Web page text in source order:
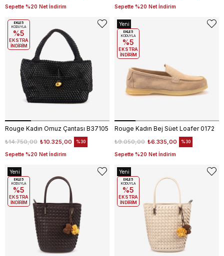
Sepette %20 Net İndirim Sepette %20 Net İndirim
Rouge Kadın Omuz Çantası B37105
₺10.325,00
₺14.750,00 %30
Sepette %20 Net İndirim
EKLE5
KODUYLA
%5
EKSTRA
İNDİRİM
Rouge Kadın Bej Süet Loafer 0172
₺6.335,00
₺9.050,00 %30
Sepette %20 Net İndirim
Yeni
Ürün
EKLE5
KODUYLA
%5
EKSTRA
İNDİRİM
Yeni
Ürün
EKLE5
KODUYLA
%5
EKSTRA
İNDİRİM
Yeni
Ürün
EKLE5
KODUYLA
%5
EKSTRA
İNDİRİM